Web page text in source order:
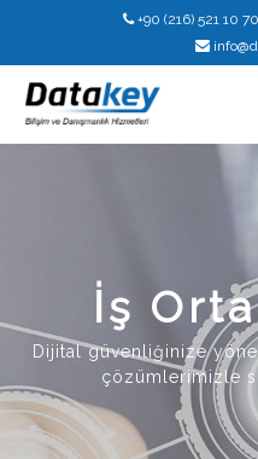
+90 (216) 521 10 70
İş
Dijital güvenliğinize
çözümlerimizle